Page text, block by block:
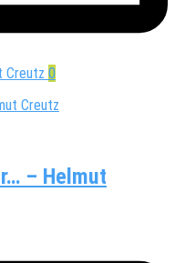
0
Creutz
– Helmut